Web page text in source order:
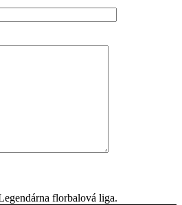
florbalová liga.